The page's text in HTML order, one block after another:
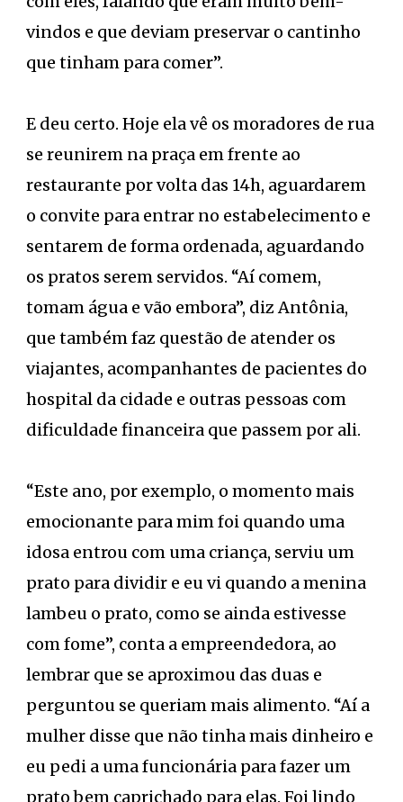
vindos e que deviam preservar o cantinho
que tinham para comer”.
E deu certo. Hoje ela vê os moradores de rua
se reunirem na praça em frente ao
restaurante por volta das 14h, aguardarem
o convite para entrar no estabelecimento e
sentarem de forma ordenada, aguardando
os pratos serem servidos. “Aí comem,
tomam água e vão embora”, diz Antônia,
que também faz questão de atender os
viajantes, acompanhantes de pacientes do
hospital da cidade e outras pessoas com
dificuldade financeira que passem por ali.
“Este ano, por exemplo, o momento mais
emocionante para mim foi quando uma
idosa entrou com uma criança, serviu um
prato para dividir e eu vi quando a menina
lambeu o prato, como se ainda estivesse
com fome”, conta a empreendedora, ao
lembrar que se aproximou das duas e
perguntou se queriam mais alimento. “Aí a
mulher disse que não tinha mais dinheiro e
eu pedi a uma funcionária para fazer um
prato bem caprichado para elas. Foi lindo